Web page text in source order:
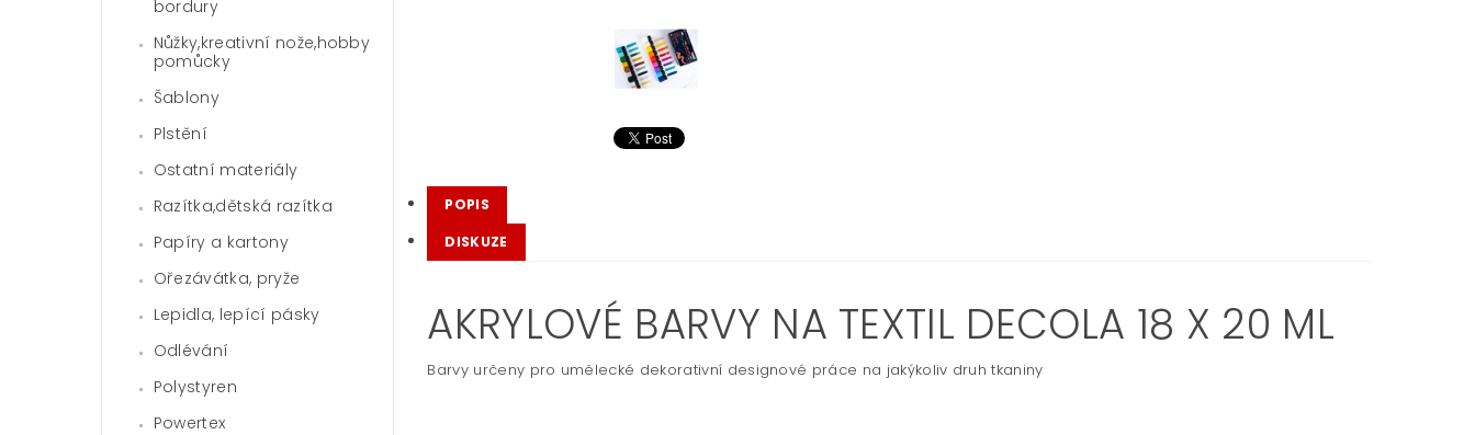
bordury
Nůžky,kreativní nože,hobby
pomůcky
Šablony
Plstění
Ostatní materiály
Razítka,dětská razítka
Papíry a kartony
Ořezávátka, pryže
Lepidla, lepící pásky
Odlévání
Polystyren
Powertex
POPIS
DISKUZE
AKRYLOVÉ BARVY NA TEXTIL DECOLA 18 X 20 ML
Barvy určeny pro umělecké dekorativní designové práce na jakýkoliv druh tkaniny